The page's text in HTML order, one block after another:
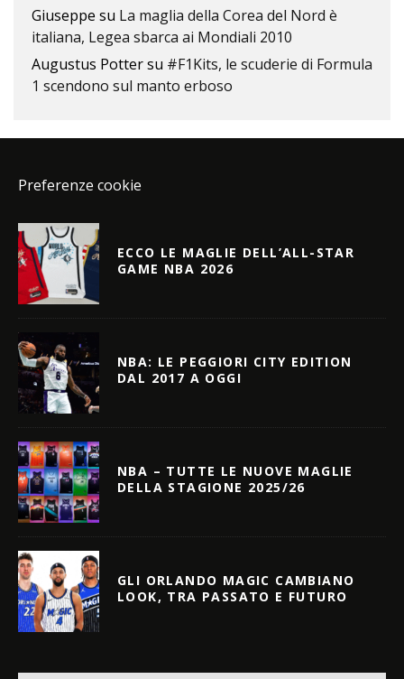
Giuseppe su La maglia della Corea del Nord è
italiana, Legea sbarca ai Mondiali 2010
Augustus Pottersu #F1Kits, le scuderie di Formula
1 scendono sul manto erboso
Preferenze cookie
ECCO LE MAGLIE DELL’ALL-STAR
GAME NBA 2026
NBA: LE PEGGIORI CITY EDITION
DAL 2017 A OGGI
NBA – TUTTE LE NUOVE MAGLIE
DELLA STAGIONE 2025/26
GLI ORLANDO MAGIC CAMBIANO
LOOK, TRA PASSATO E FUTURO